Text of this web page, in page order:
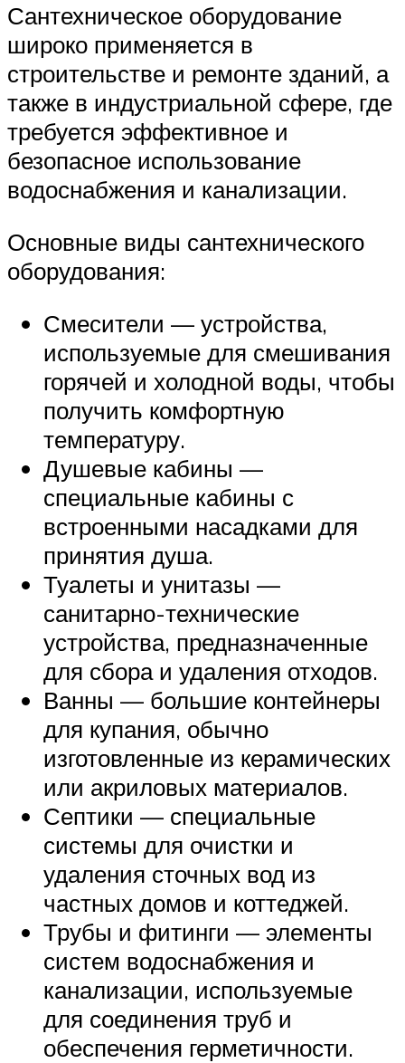
Сантехническое оборудование
широко применяется в
строительстве и ремонте зданий, а
также в индустриальной сфере, где
требуется эффективное и
безопасное использование
водоснабжения и канализации.
Основные виды сантехнического
оборудования:
Смесители — устройства,
используемые для смешивания
горячей и холодной воды, чтобы
получить комфортную
температуру.
Душевые кабины —
специальные кабины с
встроенными насадками для
принятия душа.
Туалеты и унитазы —
санитарно-технические
устройства, предназначенные
для сбора и удаления отходов.
Ванны — большие контейнеры
для купания, обычно
изготовленные из керамических
или акриловых материалов.
Септики — специальные
системы для очистки и
удаления сточных вод из
частных домов и коттеджей.
Трубы и фитинги — элементы
систем водоснабжения и
канализации, используемые
для соединения труб и
обеспечения герметичности.